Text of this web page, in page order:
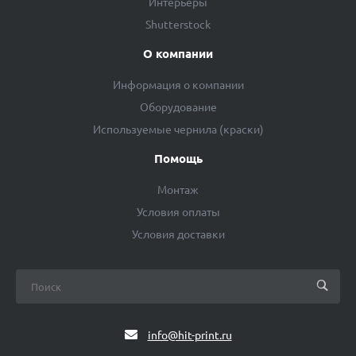
Shutterstock
О компании
Информация о компании
Оборудование
Используемые чернила (краски)
Помощь
Монтаж
Условия оплаты
Условия доставки
info@hit-print.ru